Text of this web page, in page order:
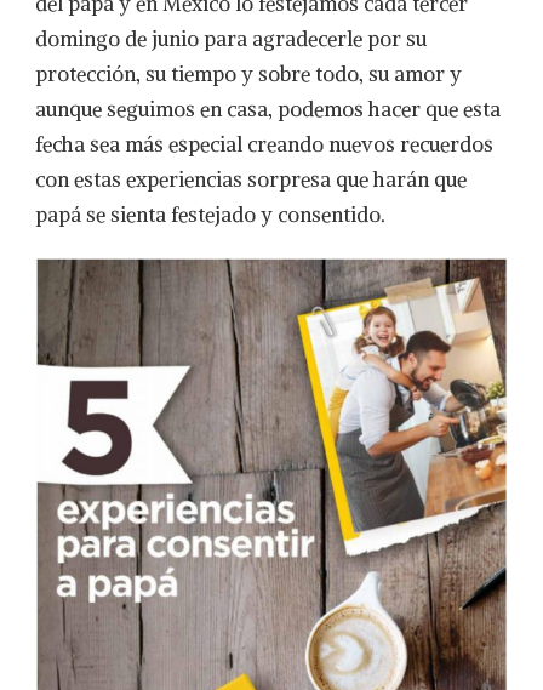
PAPÁ
domingo de junio para agradecerle por su
protección, su tiempo y sobre todo, su amor y
aunque seguimos en casa, podemos hacer que esta
fecha sea más especial creando nuevos recuerdos
con estas experiencias sorpresa que harán que
papá se sienta festejado y consentido.